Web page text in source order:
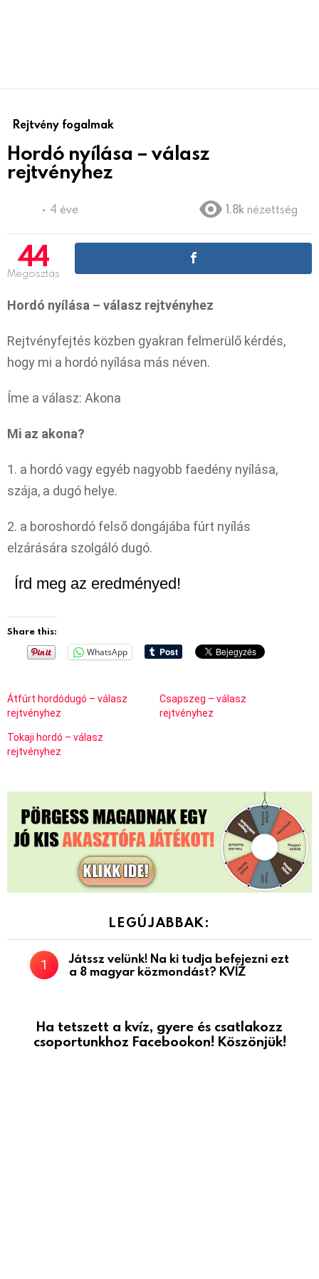
Rejtvény fogalmak
Hordó nyílása – válasz
rejtvényhez
4 éve 1.8k nézettség
44
Megosztás
Hordó nyílása – válasz rejtvényhez
Rejtvényfejtés közben gyakran felmerülő kérdés,
hogy mi a hordó nyílása más néven.
Íme a válasz: Akona
Mi az akona?
1. a hordó vagy egyéb nagyobb faedény nyílása,
szája, a dugó helye.
2. a boroshordó felső dongájába fúrt nyílás
elzárására szolgáló dugó.
Írd meg az eredményed!
Share this:
WhatsApp
Átfúrt hordódugó – válasz
rejtvényhez
Csapszeg – válasz
rejtvényhez
Tokaji hordó – válasz
rejtvényhez
LEGÚJABBAK:
Játssz velünk! Na ki tudja befejezni ezt
a 8 magyar közmondást? KVÍZ
Ha tetszett a kvíz, gyere és csatlakozz
csoportunkhoz Facebookon! Köszönjük!